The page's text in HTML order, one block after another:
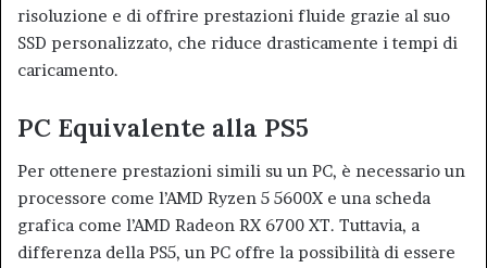
risoluzione e di offrire prestazioni fluide grazie al suo
SSD personalizzato, che riduce drasticamente i tempi di
caricamento.
PC Equivalente alla PS5
Per ottenere prestazioni simili su un PC, è necessario un
processore come l’AMD Ryzen 5 5600X e una scheda
grafica come l’AMD Radeon RX 6700 XT. Tuttavia, a
differenza della PS5, un PC offre la possibilità di essere